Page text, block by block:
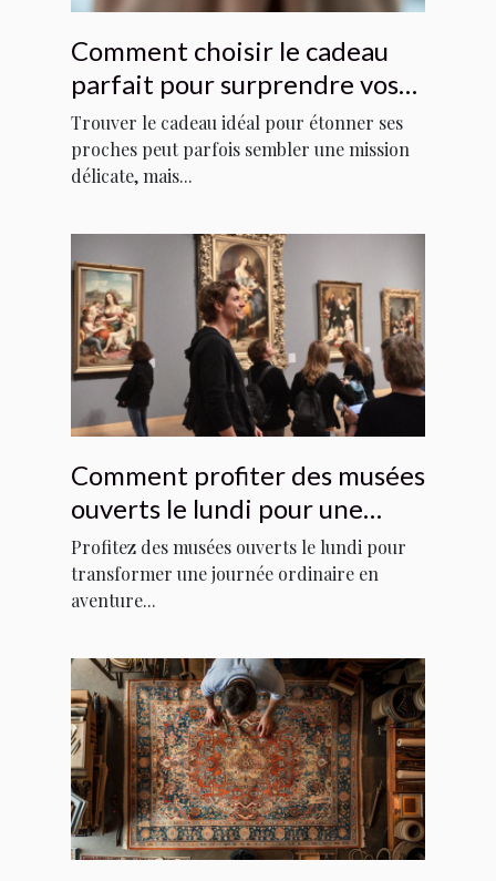
Comment choisir le cadeau
parfait pour surprendre vos
proches ?
Trouver le cadeau idéal pour étonner ses
proches peut parfois sembler une mission
délicate, mais...
Comment profiter des musées
ouverts le lundi pour une
expérience culturelle unique ?
Profitez des musées ouverts le lundi pour
transformer une journée ordinaire en
aventure...